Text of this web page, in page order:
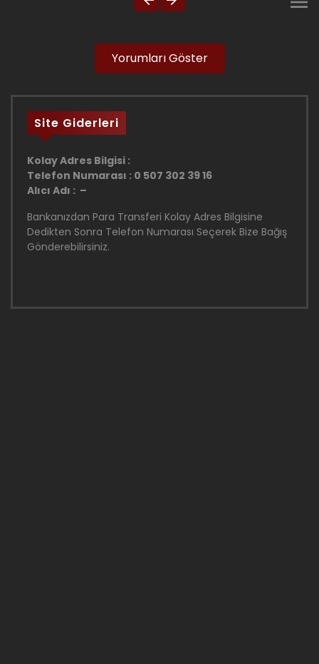
Yorumları Göster
Site Giderleri
Kolay Adres Bilgisi :
Telefon Numarası : 0 507 302 39 16
Alıcı Adı : –
Bankanızdan Para Transferi Kolay Adres Bilgisine
Dedikten Sonra Telefon Numarası Seçerek Bize Bağış
Gönderebilirsiniz.